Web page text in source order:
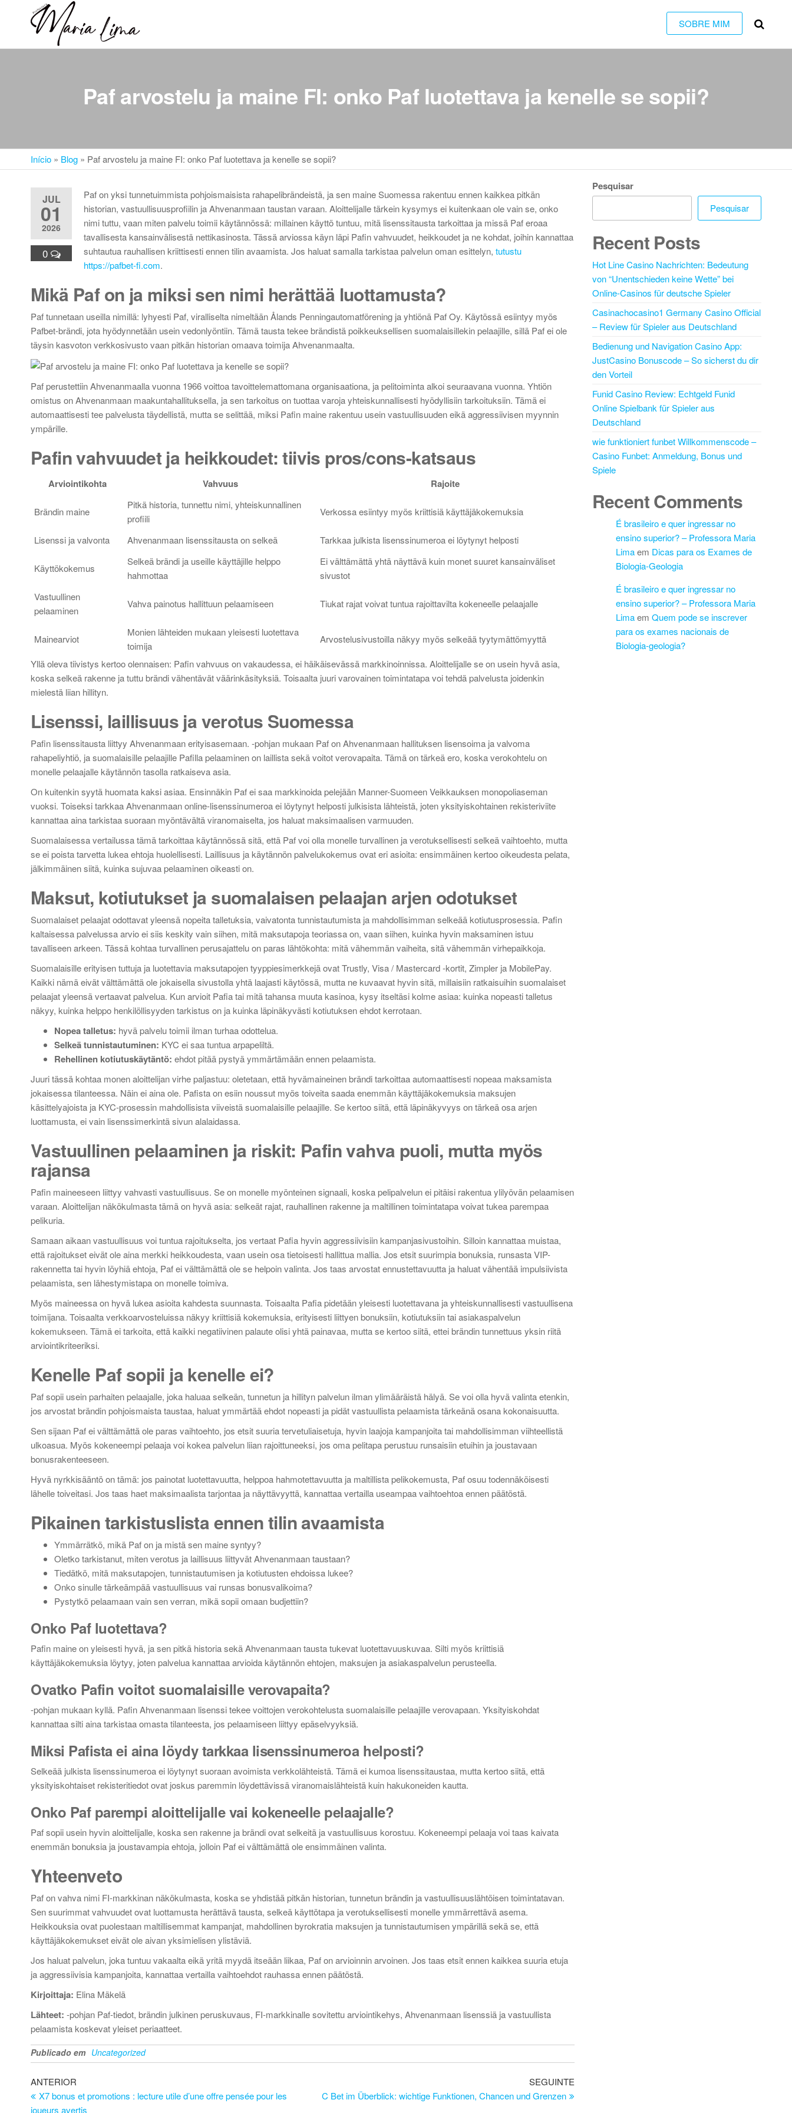
content
Maria Lima
SOBRE MIM
Paf arvostelu ja maine FI: onko Paf luotettava ja kenelle se sopii?
Início » Blog » Paf arvostelu ja maine FI: onko Paf luotettava ja kenelle se sopii?
JUL
01
2026
0
Paf on yksi tunnetuimmista pohjoismaisista rahapelibrändeistä, ja sen maine Suomessa rakentuu ennen kaikkea pitkän
historian, vastuullisuusprofiilin ja Ahvenanmaan taustan varaan. Aloittelijalle tärkein kysymys ei kuitenkaan ole vain se, onko
nimi tuttu, vaan miten palvelu toimii käytännössä: millainen käyttö tuntuu, mitä lisenssitausta tarkoittaa ja missä Paf eroaa
tavallisesta kansainvälisestä nettikasinosta. Tässä arviossa käyn läpi Pafin vahvuudet, heikkoudet ja ne kohdat, joihin kannattaa
suhtautua rauhallisen kriittisesti ennen tilin avaamista. Jos haluat samalla tarkistaa palvelun oman esittelyn, tutustu
https://pafbet-fi.com.
Mikä Paf on ja miksi sen nimi herättää luottamusta?
Paf tunnetaan useilla nimillä: lyhyesti Paf, viralliselta nimeltään Ålands Penningautomatförening ja yhtiönä Paf Oy. Käytössä esiintyy myös
Pafbet-brändi, jota hyödynnetään usein vedonlyöntiin. Tämä tausta tekee brändistä poikkeuksellisen suomalaisillekin pelaajille, sillä Paf ei ole
täysin kasvoton verkkosivusto vaan pitkän historian omaava toimija Ahvenanmaalta.
Paf perustettiin Ahvenanmaalla vuonna 1966 voittoa tavoittelemattomana organisaationa, ja pelitoiminta alkoi seuraavana vuonna. Yhtiön
omistus on Ahvenanmaan maakuntahallituksella, ja sen tarkoitus on tuottaa varoja yhteiskunnallisesti hyödyllisiin tarkoituksiin. Tämä ei
automaattisesti tee palvelusta täydellistä, mutta se selittää, miksi Pafin maine rakentuu usein vastuullisuuden eikä aggressiivisen myynnin
ympärille.
Pafin vahvuudet ja heikkoudet: tiivis pros/cons-katsaus
Arviointikohta Vahvuus Rajoite
Brändin maine
Pitkä historia, tunnettu nimi, yhteiskunnallinen
profiili
Verkossa esiintyy myös kriittisiä käyttäjäkokemuksia
Lisenssi ja valvonta Ahvenanmaan lisenssitausta on selkeä Tarkkaa julkista lisenssinumeroa ei löytynyt helposti
Käyttökokemus
Selkeä brändi ja useille käyttäjille helppo
hahmottaa
Ei välttämättä yhtä näyttävä kuin monet suuret kansainväliset
sivustot
Vastuullinen
pelaaminen
Vahva painotus hallittuun pelaamiseen Tiukat rajat voivat tuntua rajoittavilta kokeneelle pelaajalle
Mainearviot
Monien lähteiden mukaan yleisesti luotettava
toimija
Arvostelusivustoilla näkyy myös selkeää tyytymättömyyttä
Yllä oleva tiivistys kertoo olennaisen: Pafin vahvuus on vakaudessa, ei häikäisevässä markkinoinnissa. Aloittelijalle se on usein hyvä asia,
koska selkeä rakenne ja tuttu brändi vähentävät väärinkäsityksiä. Toisaalta juuri varovainen toimintatapa voi tehdä palvelusta joidenkin
mielestä liian hillityn.
Lisenssi, laillisuus ja verotus Suomessa
Pafin lisenssitausta liittyy Ahvenanmaan erityisasemaan. -pohjan mukaan Paf on Ahvenanmaan hallituksen lisensoima ja valvoma
rahapeliyhtiö, ja suomalaisille pelaajille Pafilla pelaaminen on laillista sekä voitot verovapaita. Tämä on tärkeä ero, koska verokohtelu on
monelle pelaajalle käytännön tasolla ratkaiseva asia.
On kuitenkin syytä huomata kaksi asiaa. Ensinnäkin Paf ei saa markkinoida pelejään Manner-Suomeen Veikkauksen monopoliaseman
vuoksi. Toiseksi tarkkaa Ahvenanmaan online-lisenssinumeroa ei löytynyt helposti julkisista lähteistä, joten yksityiskohtainen rekisteriviite
kannattaa aina tarkistaa suoraan myöntävältä viranomaiselta, jos haluat maksimaalisen varmuuden.
Suomalaisessa vertailussa tämä tarkoittaa käytännössä sitä, että Paf voi olla monelle turvallinen ja verotuksellisesti selkeä vaihtoehto, mutta
se ei poista tarvetta lukea ehtoja huolellisesti. Laillisuus ja käytännön palvelukokemus ovat eri asioita: ensimmäinen kertoo oikeudesta pelata,
jälkimmäinen siitä, kuinka sujuvaa pelaaminen oikeasti on.
Maksut, kotiutukset ja suomalaisen pelaajan arjen odotukset
Suomalaiset pelaajat odottavat yleensä nopeita talletuksia, vaivatonta tunnistautumista ja mahdollisimman selkeää kotiutusprosessia. Pafin
kaltaisessa palvelussa arvio ei siis keskity vain siihen, mitä maksutapoja teoriassa on, vaan siihen, kuinka hyvin maksaminen istuu
tavalliseen arkeen. Tässä kohtaa turvallinen perusajattelu on paras lähtökohta: mitä vähemmän vaiheita, sitä vähemmän virhepaikkoja.
Suomalaisille erityisen tuttuja ja luotettavia maksutapojen tyyppiesimerkkejä ovat Trustly, Visa / Mastercard -kortit, Zimpler ja MobilePay.
Kaikki nämä eivät välttämättä ole jokaisella sivustolla yhtä laajasti käytössä, mutta ne kuvaavat hyvin sitä, millaisiin ratkaisuihin suomalaiset
pelaajat yleensä vertaavat palvelua. Kun arvioit Pafia tai mitä tahansa muuta kasinoa, kysy itseltäsi kolme asiaa: kuinka nopeasti talletus
näkyy, kuinka helppo henkilöllisyyden tarkistus on ja kuinka läpinäkyvästi kotiutuksen ehdot kerrotaan.
Nopea talletus: hyvä palvelu toimii ilman turhaa odottelua.
Selkeä tunnistautuminen: KYC ei saa tuntua arpapeliltä.
Rehellinen kotiutuskäytäntö: ehdot pitää pystyä ymmärtämään ennen pelaamista.
Juuri tässä kohtaa monen aloittelijan virhe paljastuu: oletetaan, että hyvämaineinen brändi tarkoittaa automaattisesti nopeaa maksamista
jokaisessa tilanteessa. Näin ei aina ole. Pafista on esiin noussut myös toiveita saada enemmän käyttäjäkokemuksia maksujen
käsittelyajoista ja KYC-prosessin mahdollisista viiveistä suomalaisille pelaajille. Se kertoo siitä, että läpinäkyvyys on tärkeä osa arjen
luottamusta, ei vain lisenssimerkintä sivun alalaidassa.
Vastuullinen pelaaminen ja riskit: Pafin vahva puoli, mutta myös
rajansa
Pafin maineeseen liittyy vahvasti vastuullisuus. Se on monelle myönteinen signaali, koska pelipalvelun ei pitäisi rakentua ylilyövän pelaamisen
varaan. Aloittelijan näkökulmasta tämä on hyvä asia: selkeät rajat, rauhallinen rakenne ja maltillinen toimintatapa voivat tukea parempaa
pelikuria.
Samaan aikaan vastuullisuus voi tuntua rajoitukselta, jos vertaat Pafia hyvin aggressiivisiin kampanjasivustoihin. Silloin kannattaa muistaa,
että rajoitukset eivät ole aina merkki heikkoudesta, vaan usein osa tietoisesti hallittua mallia. Jos etsit suurimpia bonuksia, runsasta VIP-
rakennetta tai hyvin löyhiä ehtoja, Paf ei välttämättä ole se helpoin valinta. Jos taas arvostat ennustettavuutta ja haluat vähentää impulsiivista
pelaamista, sen lähestymistapa on monelle toimiva.
Myös maineessa on hyvä lukea asioita kahdesta suunnasta. Toisaalta Pafia pidetään yleisesti luotettavana ja yhteiskunnallisesti vastuullisena
toimijana. Toisaalta verkkoarvosteluissa näkyy kriittisiä kokemuksia, erityisesti liittyen bonuksiin, kotiutuksiin tai asiakaspalvelun
kokemukseen. Tämä ei tarkoita, että kaikki negatiivinen palaute olisi yhtä painavaa, mutta se kertoo siitä, ettei brändin tunnettuus yksin riitä
arviointikriteeriksi.
Kenelle Paf sopii ja kenelle ei?
Paf sopii usein parhaiten pelaajalle, joka haluaa selkeän, tunnetun ja hillityn palvelun ilman ylimääräistä hälyä. Se voi olla hyvä valinta etenkin,
jos arvostat brändin pohjoismaista taustaa, haluat ymmärtää ehdot nopeasti ja pidät vastuullista pelaamista tärkeänä osana kokonaisuutta.
Sen sijaan Paf ei välttämättä ole paras vaihtoehto, jos etsit suuria tervetuliaisetuja, hyvin laajoja kampanjoita tai mahdollisimman viihteellistä
ulkoasua. Myös kokeneempi pelaaja voi kokea palvelun liian rajoittuneeksi, jos oma pelitapa perustuu runsaisiin etuihin ja joustavaan
bonusrakenteeseen.
Hyvä nyrkkisääntö on tämä: jos painotat luotettavuutta, helppoa hahmotettavuutta ja maltillista pelikokemusta, Paf osuu todennäköisesti
lähelle toiveitasi. Jos taas haet maksimaalista tarjontaa ja näyttävyyttä, kannattaa vertailla useampaa vaihtoehtoa ennen päätöstä.
Pikainen tarkistuslista ennen tilin avaamista
Ymmärrätkö, mikä Paf on ja mistä sen maine syntyy?
Oletko tarkistanut, miten verotus ja laillisuus liittyvät Ahvenanmaan taustaan?
Tiedätkö, mitä maksutapojen, tunnistautumisen ja kotiutusten ehdoissa lukee?
Onko sinulle tärkeämpää vastuullisuus vai runsas bonusvalikoima?
Pystytkö pelaamaan vain sen verran, mikä sopii omaan budjettiin?
Onko Paf luotettava?
Pafin maine on yleisesti hyvä, ja sen pitkä historia sekä Ahvenanmaan tausta tukevat luotettavuuskuvaa. Silti myös kriittisiä
käyttäjäkokemuksia löytyy, joten palvelua kannattaa arvioida käytännön ehtojen, maksujen ja asiakaspalvelun perusteella.
Ovatko Pafin voitot suomalaisille verovapaita?
-pohjan mukaan kyllä. Pafin Ahvenanmaan lisenssi tekee voittojen verokohtelusta suomalaisille pelaajille verovapaan. Yksityiskohdat
kannattaa silti aina tarkistaa omasta tilanteesta, jos pelaamiseen liittyy epäselvyyksiä.
Miksi Pafista ei aina löydy tarkkaa lisenssinumeroa helposti?
Selkeää julkista lisenssinumeroa ei löytynyt suoraan avoimista verkkolähteistä. Tämä ei kumoa lisenssitaustaa, mutta kertoo siitä, että
yksityiskohtaiset rekisteritiedot ovat joskus paremmin löydettävissä viranomaislähteistä kuin hakukoneiden kautta.
Onko Paf parempi aloittelijalle vai kokeneelle pelaajalle?
Paf sopii usein hyvin aloittelijalle, koska sen rakenne ja brändi ovat selkeitä ja vastuullisuus korostuu. Kokeneempi pelaaja voi taas kaivata
enemmän bonuksia ja joustavampia ehtoja, jolloin Paf ei välttämättä ole ensimmäinen valinta.
Yhteenveto
Paf on vahva nimi FI-markkinan näkökulmasta, koska se yhdistää pitkän historian, tunnetun brändin ja vastuullisuuslähtöisen toimintatavan.
Sen suurimmat vahvuudet ovat luottamusta herättävä tausta, selkeä käyttötapa ja verotuksellisesti monelle ymmärrettävä asema.
Heikkouksia ovat puolestaan maltillisemmat kampanjat, mahdollinen byrokratia maksujen ja tunnistautumisen ympärillä sekä se, että
käyttäjäkokemukset eivät ole aivan yksimielisen ylistäviä.
Jos haluat palvelun, joka tuntuu vakaalta eikä yritä myydä itseään liikaa, Paf on arvioinnin arvoinen. Jos taas etsit ennen kaikkea suuria etuja
ja aggressiivisia kampanjoita, kannattaa vertailla vaihtoehdot rauhassa ennen päätöstä.
Kirjoittaja: Elina Mäkelä
Lähteet: -pohjan Paf-tiedot, brändin julkinen peruskuvaus, FI-markkinalle sovitettu arviointikehys, Ahvenanmaan lisenssiä ja vastuullista
pelaamista koskevat yleiset periaatteet.
Publicado em Uncategorized
Navegação
de
Artigo
anterior
ANTERIOR
X7 bonus et promotions : lecture utile d’une offre pensée pour les
joueurs avertis
Artigo
seguinte
SEGUINTE
C Bet im Überblick: wichtige Funktionen, Chancen und Grenzen
Pesquisar
Pesquisar
Recent Posts
Hot Line Casino Nachrichten: Bedeutung
von “Unentschieden keine Wette” bei
Online-Casinos für deutsche Spieler
Casinachocasino1 Germany Casino Official
– Review für Spieler aus Deutschland
Bedienung und Navigation Casino App:
JustCasino Bonuscode – So sicherst du dir
den Vorteil
Funid Casino Review: Echtgeld Funid
Online Spielbank für Spieler aus
Deutschland
wie funktioniert funbet Willkommenscode –
Casino Funbet: Anmeldung, Bonus und
Spiele
Recent Comments
É brasileiro e quer ingressar no
ensino superior? – Professora Maria
Limaem Dicas para os Exames de
Biologia-Geologia
É brasileiro e quer ingressar no
ensino superior? – Professora Maria
Limaem Quem pode se inscrever
para os exames nacionais de
Biologia-geologia?